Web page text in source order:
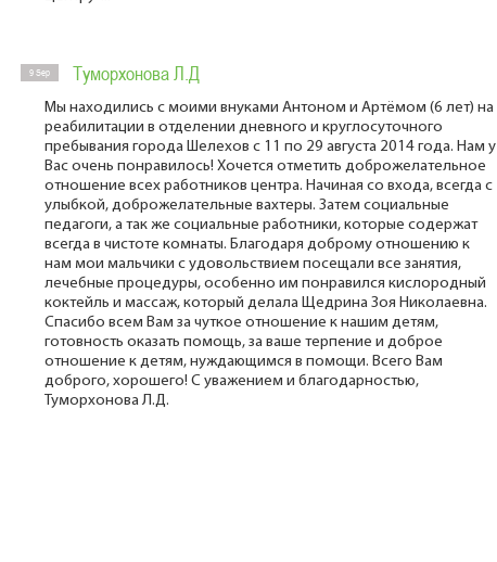
9 Sep Туморхонова Л.Д
Мы находились с моими внуками Антоном и Артёмом (6 лет) на
реабилитации в отделении дневного и круглосуточного
пребывания города Шелехов с 11 по 29 августа 2014 года. Нам у
Вас очень понравилось! Хочется отметить доброжелательное
отношение всех работников центра. Начиная со входа, всегда с
улыбкой, доброжелательные вахтеры. Затем социальные
педагоги, а так же социальные работники, которые содержат
всегда в чистоте комнаты. Благодаря доброму отношению к
нам мои мальчики с удовольствием посещали все занятия,
лечебные процедуры, особенно им понравился кислородный
коктейль и массаж, который делала Щедрина Зоя Николаевна.
Спасибо всем Вам за чуткое отношение к нашим детям,
готовность оказать помощь, за ваше терпение и доброе
отношение к детям, нуждающимся в помощи. Всего Вам
доброго, хорошего! С уважением и благодарностью,
Туморхонова Л.Д.